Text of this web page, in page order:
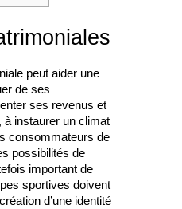
peut aider une
de ses
ses revenus et
à instaurer un climat
consommateurs de
possibilités de
important de
sportives doivent
d’une identité